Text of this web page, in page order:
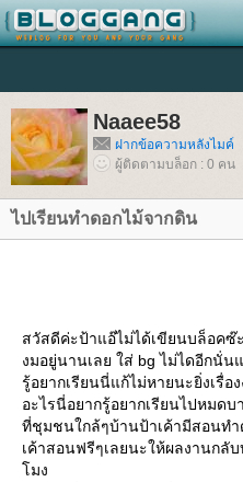
Naaee58
ฝากข้อความหลังไมค์
ผู้ติดตามบล็อก : 0 คน
ไปเรียนทำดอกไม้จากดิน
สวัสดีค่ะป้าแอ๊ไม่ได้เขียนบล็อคซ๊
งมอยู่นานเลย ใส่ bg ไม่ไดอีกนั่น
รู้อยากเรียนนี่แก้ไม่หายนะยิ่งเรื่อ
อะไรนี่อยากรู้อยากเรียนไปหมดบ
ที่ชุมชนใกล้ๆบ้านป้าเค้ามีสอนทำ
เค้าสอนฟรีๆเลยนะให้ผลงานกลั
มง